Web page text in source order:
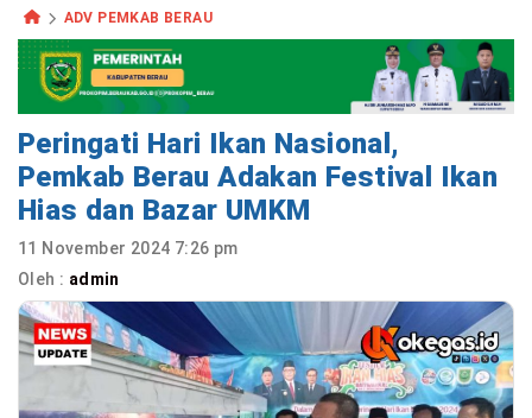
ADV PEMKAB BERAU
Peringati Hari Ikan Nasional,
Pemkab Berau Adakan Festival Ikan
Hias dan Bazar UMKM
11 November 2024 7:26 pm
Oleh : admin